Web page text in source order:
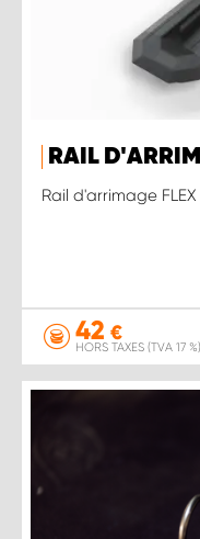
RAIL
Rail d'arrimage
42 €
HORS TAXES (TVA 17 %)